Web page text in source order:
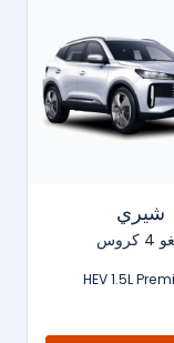
شيري
كروس
HEV 1.5L